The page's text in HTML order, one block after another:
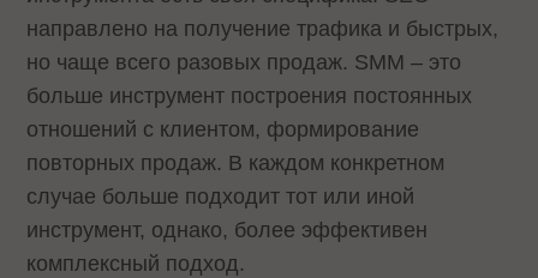
направлено на получение трафика и быстрых,
но чаще всего разовых продаж. SMM – это
больше инструмент построения постоянных
отношений с клиентом, формирование
повторных продаж. В каждом конкретном
случае больше подходит тот или иной
инструмент, однако, более эффективен
комплексный подход.